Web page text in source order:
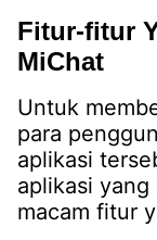
Fitur-fitur
MiChat
Untuk
para
aplikasi
aplikasi
macam fitur